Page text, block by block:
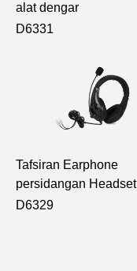
alat dengar
D6331
Tafsiran Earphone
persidangan Headset
D6329